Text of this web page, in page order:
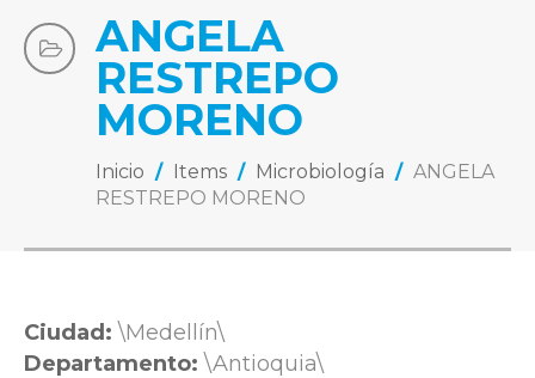
ANGELA
RESTREPO
MORENO
Inicio / Items / Microbiología / ANGELA
RESTREPO MORENO
Ciudad: \Medellín\
Departamento: \Antioquia\